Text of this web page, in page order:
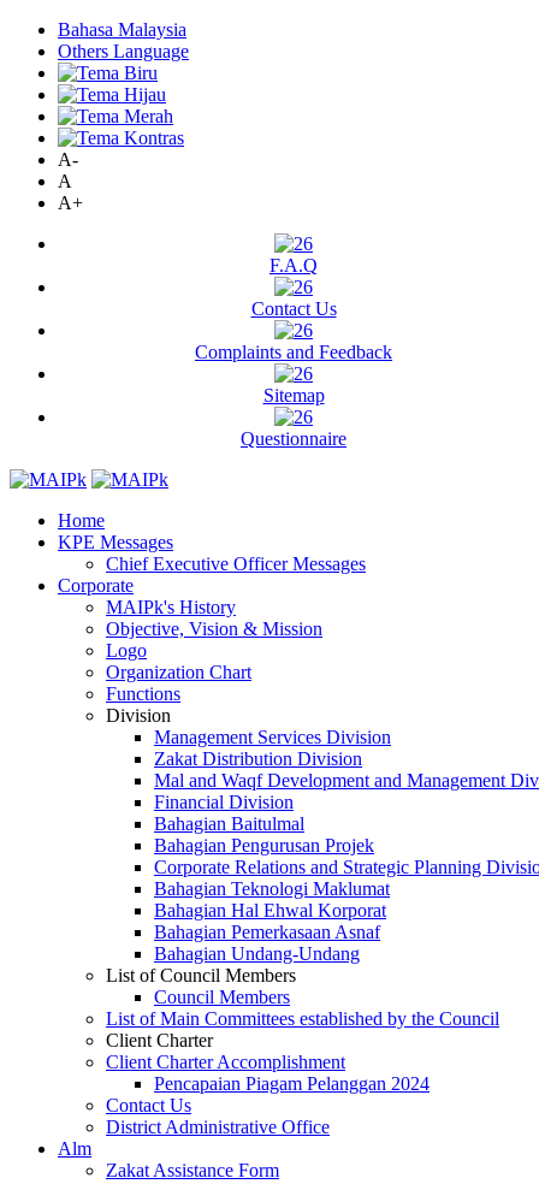
Bahasa Malaysia
Others Language
A-
A
A+
F.A.Q
Contact Us
Complaints and Feedback
Sitemap
Questionnaire
Home
KPE Messages
Chief Executive Officer Messages
Corporate
MAIPk's History
Objective, Vision & Mission
Logo
Organization Chart
Functions
Division
Management Services Division
Zakat Distribution Division
Mal and Waqf Development and Management
Financial Division
Bahagian Baitulmal
Bahagian Pengurusan Projek
Corporate Relations and Strategic Planning
Bahagian Teknologi Maklumat
Bahagian Hal Ehwal Korporat
Bahagian Pemerkasaan Asnaf
Bahagian Undang-Undang
List of Council Members
Council Members
List of Main Committees established by the Council
Client Charter
Client Charter Accomplishment
Pencapaian Piagam Pelanggan 2024
Contact Us
District Administrative Office
Alm
Zakat Assistance Form